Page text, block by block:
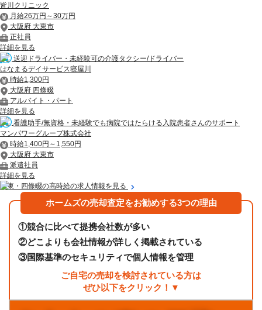
皆川クリニック
月給26万円～30万円
大阪府 大東市
正社員
詳細を見る
送迎ドライバー・未経験可の介護タクシー/ドライバー
はなまるデイサービス寝屋川
時給1,300円
大阪府 四條畷
アルバイト・パート
詳細を見る
看護助手/無資格・未経験でも病院ではたらける入院患者さんのサポート
マンパワーグループ株式会社
時給1,400円～1,550円
大阪府 大東市
派遣社員
詳細を見る
大東・四條畷の高時給の求人情報を見る
ホームズの売却査定をお勧めする3つの理由
①競合に比べて提携会社数が多い
②どこよりも会社情報が詳しく掲載されている
③国際基準のセキュリティで個人情報を管理
ご自宅の売却を検討されている方は
ぜひ以下をクリック！▼